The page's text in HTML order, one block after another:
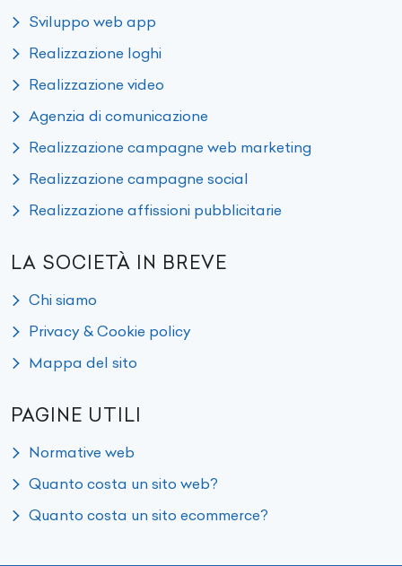
Sviluppo web app
Realizzazione loghi
Realizzazione video
Agenzia di comunicazione
Realizzazione campagne web marketing
Realizzazione campagne social
Realizzazione affissioni pubblicitarie
LA SOCIETÀ IN BREVE
Chi siamo
Privacy & Cookie policy
Mappa del sito
PAGINE UTILI
Normative web
Quanto costa un sito web?
Quanto costa un sito ecommerce?